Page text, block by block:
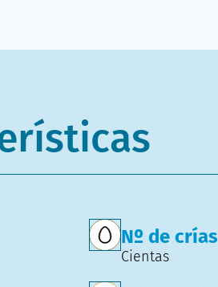
Nº de crías
Cientas